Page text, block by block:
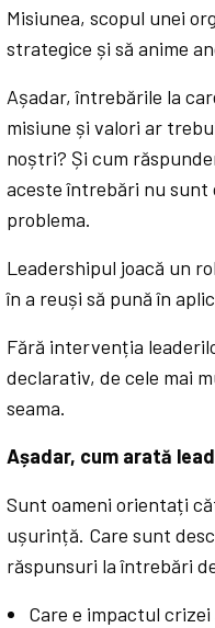
Misiunea, scopul unei
strategice și să anime
Așadar, întrebările la
misiune și valori ar
noștri? Și cum
aceste întrebări nu sunt
problema.
Leadershipul joacă un
în a reuși să pună în
Fără intervenția
declarativ, de cele mai
seama.
Așadar, cum arată
Sunt oameni orientați
ușurință. Care sunt
răspunsuri la întrebări
Care e impactul